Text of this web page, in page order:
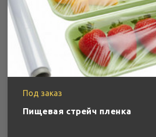
Под заказ
Пищевая стрейч пленка